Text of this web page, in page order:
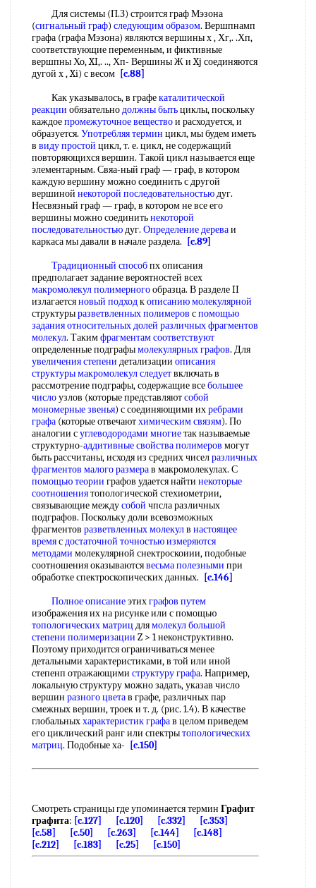
Для системы (П.З) строится граф Мэзона
(сигнальный граф) следующим образом. Вершпнамп
графа (графа Мэзона) являются вершины х , Хг,. .Хп,
соответствующие переменным, и фиктивные
вершпны Хо, XI,. .., Хп- Вершины Ж и Xj соединяются
дугой х , Xi) с весом [c.88]
Как указывалось, в графекаталитической
реакции обязательнодолжны бытьциклы, поскольку
каждоепромежуточное веществои расходуется, и
образуется. Употребляя термин цикл, мы будем иметь
в виду простой цикл, т. е. цикл, не содержащий
повторяющихся вершин. Такой цикл называется еще
элементарным. Свяа-ный граф — граф, в котором
каждую вершину можно соединить с другой
вершиной некоторой последовательностьюдуг.
Несвязный граф — граф, в котором не все его
вершины можно соединитьнекоторой
последовательностьюдуг. Определение дереваи
каркаса мы давали в начале раздела.
[c.89]
Традиционный способпх описания
предполагает задание вероятностей всех
макромолекул полимерногообразца. В разделе II
излагаетсяновый подходкописанию молекулярной
структурыразветвленных полимеров спомощью
заданияотносительных долей различных фрагментов
молекул. Такимфрагментам соответствуют
определенные подграфымолекулярных графов. Для
увеличения степени детализации описания
структурымакромолекул следуетвключать в
рассмотрение подграфы, содержащие всебольшее
числоузлов (которые представляютсобой
мономерные звенья) с соединяющими ихребрами
графа (которые отвечаютхимическим связям). По
аналогии суглеводородами многиетак называемые
структурно-аддитивные свойства полимеров могут
быть рассчитаны, исходя из средних чиселразличных
фрагментов малого размерав макромолекулах. С
помощью теории графов удается найти некоторые
соотношениятопологической стехиометрии,
связывающие междусобой чпсла различных
подграфов. Поскольку доли всевозможных
фрагментов разветвленных молекулв настоящее
времясдостаточной точностьюизмеряются
методами молекулярной снектроскоиии, подобные
соотношения оказываютсявесьма полезными при
обработке спектроскопических данных.
[c.146]
Полное описаниеэтихграфов путем
изображения их на рисунке или с помощью
топологических матриц длямолекул большой
степени полимеризации Z > 1 неконструктивно.
Поэтому приходится ограничиваться менее
детальными характеристиками, в той или иной
степенп отражающими структуру графа. Например,
локальную структуру можно задать, указав число
вершин разного цветав графе, различных пар
смежных вершин, троек и т. д. (рис. 1.4). В качестве
глобальныххарактеристик графав целом приведем
его циклический ранг или спектрытопологических
матриц. Подобные ха- [c.150]
Смотреть страницы где упоминается термин Графит
графита: [c.127] [c.120] [c.332]
[c.353]
[c.58]
[c.50] [c.263] [c.144]
[c.148]
[c.212]
[c.183] [c.25] [c.150]